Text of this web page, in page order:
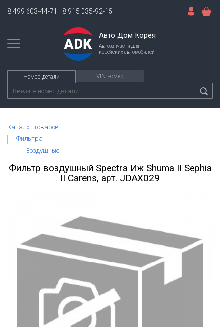
8 499 603-44-71 8 915 035-92-15
Авто Дом Корея
Автозапчасти для
корейских автомобилей
Номер детали VIN-номер
Каталог товаров
Фильтра
Воздушные
Фильтр воздушный Spectra Иж Shuma II Sephia
II Carens, арт. JDAX029